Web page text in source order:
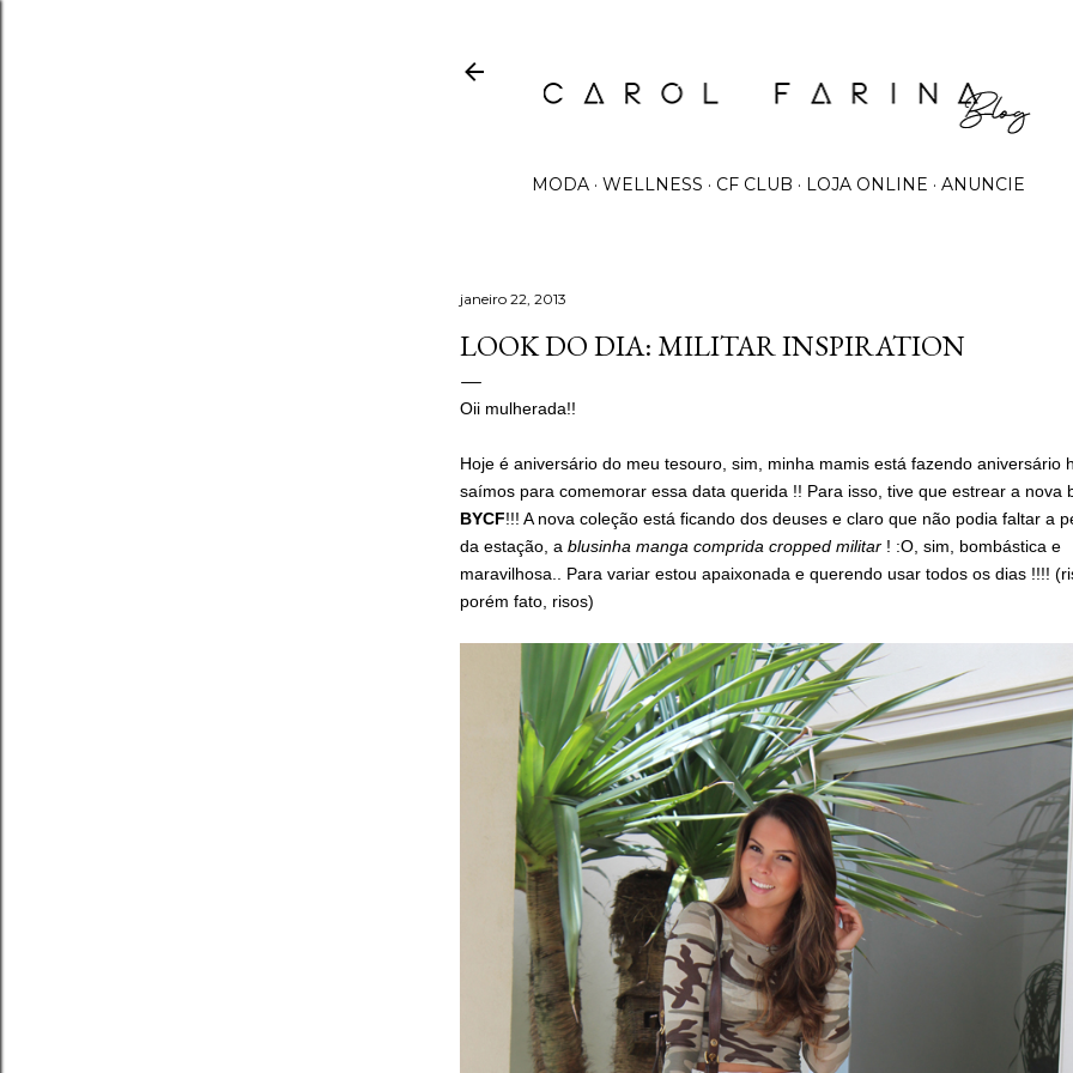
MODA WELLNESS CF CLUB LOJA ONLINE ANUNCIE
janeiro 22, 2013
LOOK DO DIA: MILITAR INSPIRATION
Oii mulherada!!
Hoje é aniversário do meu tesouro, sim, minha mamis está fazendo aniversário
saímos para comemorar essa data querida !! Para isso, tive que estrear a nova
BYCF!!! A nova coleção está ficando dos deuses e claro que não podia faltar a
da estação, a blusinha manga comprida cropped militar ! :O, sim, bombástica e
maravilhosa.. Para variar estou apaixonada e querendo usar todos os dias !!!!
porém fato, risos)